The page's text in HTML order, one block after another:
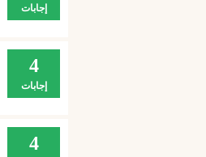
إجابات
4
إجابات
4